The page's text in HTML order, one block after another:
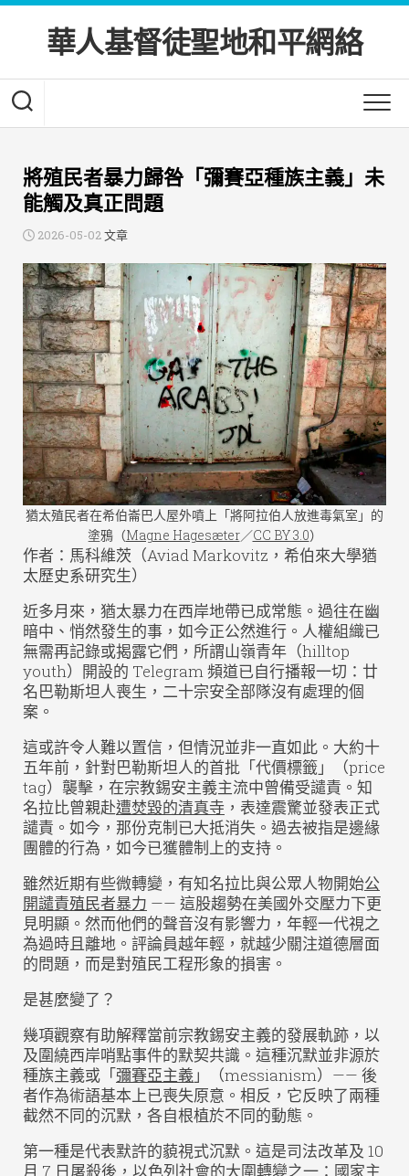
Skip
content華人基督徒聖地和平網絡
將殖民者暴力歸咎「彌賽亞種族主義」未
能觸及真正問題
2026-05-02文章
猶太殖民者在希伯崙巴人屋外噴上「將阿拉伯人放進毒氣室」的
塗鴉（Magne Hagesæter／CC BY 3.0）
作者：馬科維茨（Aviad Markovitz，希伯來大學猶
太歷史系研究生）
近多月來，猶太暴力在西岸地帶已成常態。過往在幽
暗中、悄然發生的事，如今正公然進行。人權組織已
無需再記錄或揭露它們，所謂山嶺青年（hilltop
youth）開設的 Telegram 頻道已自行播報一切：廿
名巴勒斯坦人喪生，二十宗安全部隊沒有處理的個
案。
這或許令人難以置信，但情況並非一直如此。大約十
五年前，針對巴勒斯坦人的首批「代價標籤」（price
tag）襲擊，在宗教錫安主義主流中曾備受譴責。知
名拉比曾親赴遭焚毀的清真寺 ，表達震驚並發表正式
譴責。如今，那份克制已大抵消失。過去被指是邊緣
團體的行為，如今已獲體制上的支持。
雖然近期有些微轉變，有知名拉比與公眾人物開始公
開譴責殖民者暴力 —— 這股趨勢在美國外交壓力下更
見明顯。然而他們的聲音沒有影響力，年輕一代視之
為過時且離地。評論員越年輕，就越少關注道德層面
的問題，而是對殖民工程形象的損害。
是甚麼變了？
幾項觀察有助解釋當前宗教錫安主義的發展軌跡，以
及圍繞西岸哨點事件的默契共識。這種沉默並非源於
種族主義或「彌賽亞主義」（messianism）—— 後
者作為術語基本上已喪失原意。相反，它反映了兩種
截然不同的沉默，各自根植於不同的動態。
第一種是代表默許的藐視式沉默。這是司法改革及 10
月 7 日屠殺後，以色列社會的大圍轉變之一：國家主